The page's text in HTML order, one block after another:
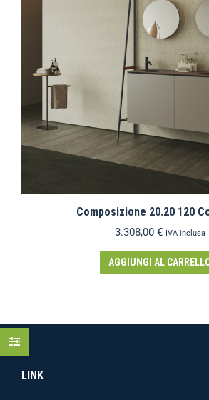
Composizione 20.20 120
3.308,00 € IVA inclusa
AGGIUNGI AL
LINK